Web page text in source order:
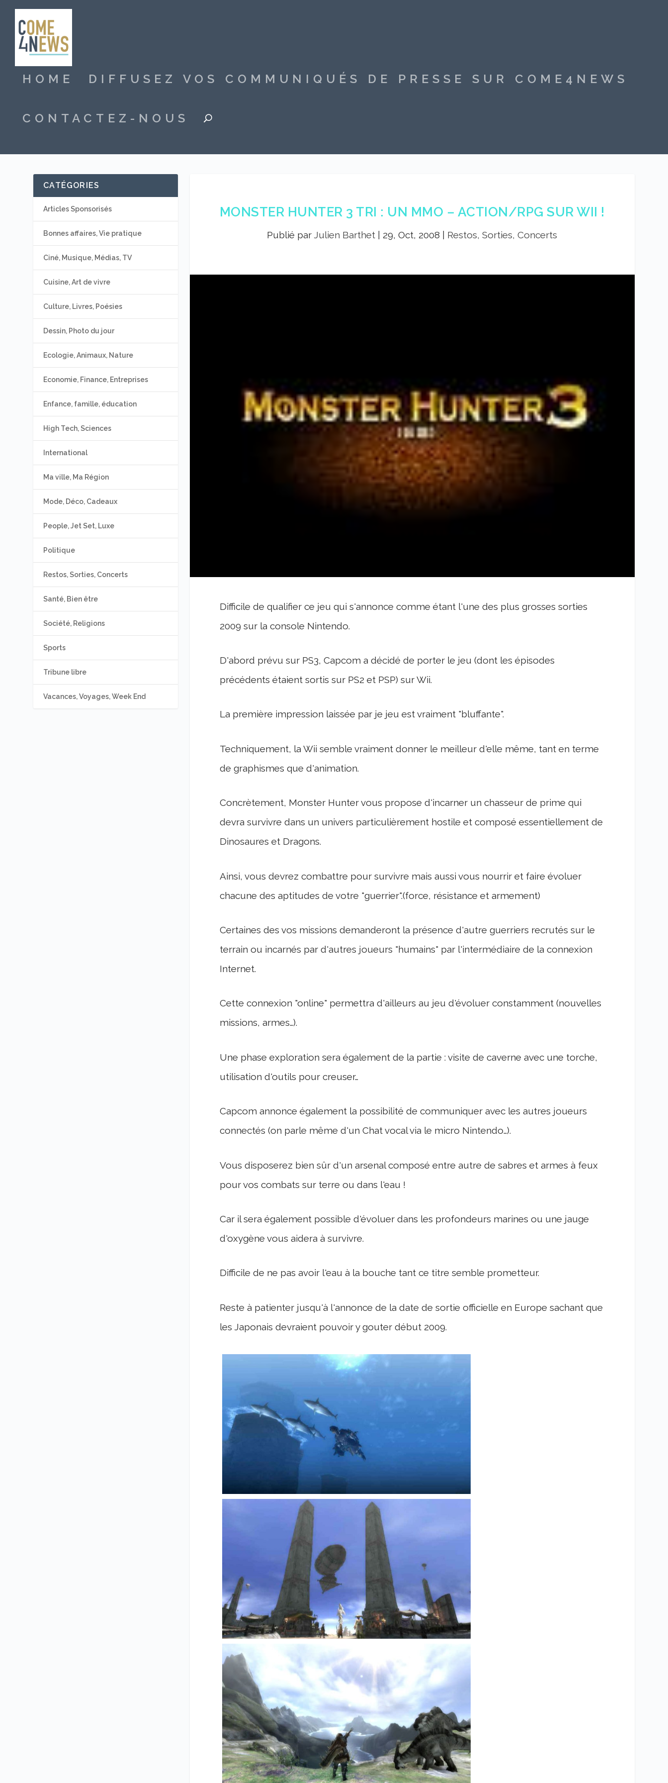
HOME DIFFUSEZ VOS COMMUNIQUÉS DE PRESSE SUR COME4NEWS
CONTACTEZ-NOUS
MONSTER HUNTER 3 TRI : UN MMO – ACTION/RPG SUR WII !
Publié par Julien Barthet 29, Oct, 2008 Restos, Sorties, Concerts
Difficile de qualifier ce jeu qui s'annonce comme étant l'une des plus grosses sorties
2009 sur la console Nintendo.
D'abord prévu sur PS3, Capcom a décidé de porter le jeu (dont les épisodes
précédents étaient sortis sur PS2 et PSP) sur Wii.
La première impression laissée par je jeu est vraiment "bluffante".
Techniquement, la Wii semble vraiment donner le meilleur d'elle même, tant en terme
de graphismes que d'animation.
Concrètement, Monster Hunter vous propose d'incarner un chasseur de prime qui
devra survivre dans un univers particulièrement hostile et composé essentiellement de
Dinosaures et Dragons.
Ainsi, vous devrez combattre pour survivre mais aussi vous nourrir et faire évoluer
chacune des aptitudes de votre "guerrier".(force, résistance et armement)
Certaines des vos missions demanderont la présence d'autre guerriers recrutés sur le
terrain ou incarnés par d'autres joueurs "humains" par l'intermédiaire de la connexion
Internet.
Cette connexion "online" permettra d'ailleurs au jeu d'évoluer constamment (nouvelles
missions, armes…).
Une phase exploration sera également de la partie : visite de caverne avec une torche,
utilisation d'outils pour creuser…
Capcom annonce également la possibilité de communiquer avec les autres joueurs
connectés (on parle même d'un Chat vocal via le micro Nintendo…).
Vous disposerez bien sûr d'un arsenal composé entre autre de sabres et armes à feux
pour vos combats sur terre ou dans l'eau !
Car il sera également possible d'évoluer dans les profondeurs marines ou une jauge
d'oxygène vous aidera à survivre.
Difficile de ne pas avoir l'eau à la bouche tant ce titre semble prometteur.
Reste à patienter jusqu'à l'annonce de la date de sortie officielle en Europe sachant que
les Japonais devraient pouvoir y gouter début 2009.
CATÉGORIES
Articles Sponsorisés
Bonnes affaires, Vie pratique
Ciné, Musique, Médias, TV
Cuisine, Art de vivre
Culture, Livres, Poésies
Dessin, Photo du jour
Ecologie, Animaux, Nature
Economie, Finance, Entreprises
Enfance, famille, éducation
High Tech, Sciences
International
Ma ville, Ma Région
Mode, Déco, Cadeaux
People, Jet Set, Luxe
Politique
Restos, Sorties, Concerts
Santé, Bien être
Société, Religions
Sports
Tribune libre
Vacances, Voyages, Week End